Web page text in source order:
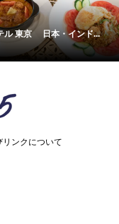
ル 東京 日本・インド...
ンクについて